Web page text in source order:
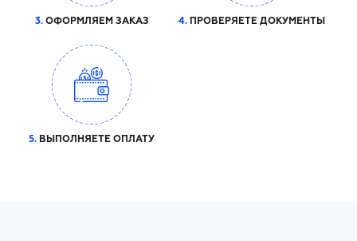
3.ОФОРМЛЯЕМ ЗАКАЗ 4.ПРОВЕРЯЕТЕ ДОКУМЕНТЫ
5. ВЫПОЛНЯЕТЕ ОПЛАТУ